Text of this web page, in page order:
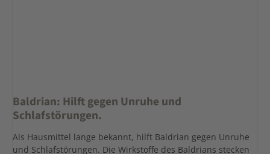
Baldrian: Hilft gegen Unruhe und
Schlafstörungen.
Als Hausmittel lange bekannt, hilft Baldrian gegen Unruhe
und Schlafstörungen. Die Wirkstoffe des Baldrians stecken